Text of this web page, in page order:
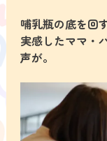
哺乳瓶の底を回
実感したママ・
声が。